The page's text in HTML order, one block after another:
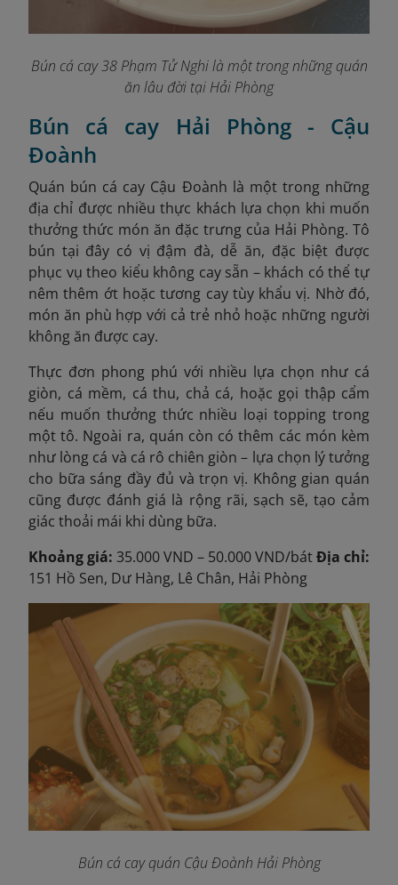
Bún cá cay 38 Phạm Tử Nghi là một trong những quán
ăn lâu đời tại Hải Phòng
Bún cá cay Hải Phòng - Cậu
Đoành
Quán bún cá cay Cậu Đoành là một trong những
địa chỉ được nhiều thực khách lựa chọn khi muốn
thưởng thức món ăn đặc trưng của Hải Phòng. Tô
bún tại đây có vị đậm đà, dễ ăn, đặc biệt được
phục vụ theo kiểu không cay sẵn – khách có thể tự
nêm thêm ớt hoặc tương cay tùy khẩu vị. Nhờ đó,
món ăn phù hợp với cả trẻ nhỏ hoặc những người
không ăn được cay.
Thực đơn phong phú với nhiều lựa chọn như cá
giòn, cá mềm, cá thu, chả cá, hoặc gọi thập cẩm
nếu muốn thưởng thức nhiều loại topping trong
một tô. Ngoài ra, quán còn có thêm các món kèm
như lòng cá và cá rô chiên giòn – lựa chọn lý tưởng
cho bữa sáng đầy đủ và trọn vị. Không gian quán
cũng được đánh giá là rộng rãi, sạch sẽ, tạo cảm
giác thoải mái khi dùng bữa.
Khoảng giá: 35.000 VND – 50.000 VND/bátĐịa chỉ:
151 Hồ Sen, Dư Hàng, Lê Chân, Hải Phòng
Bún cá cay quán Cậu Đoành Hải Phòng